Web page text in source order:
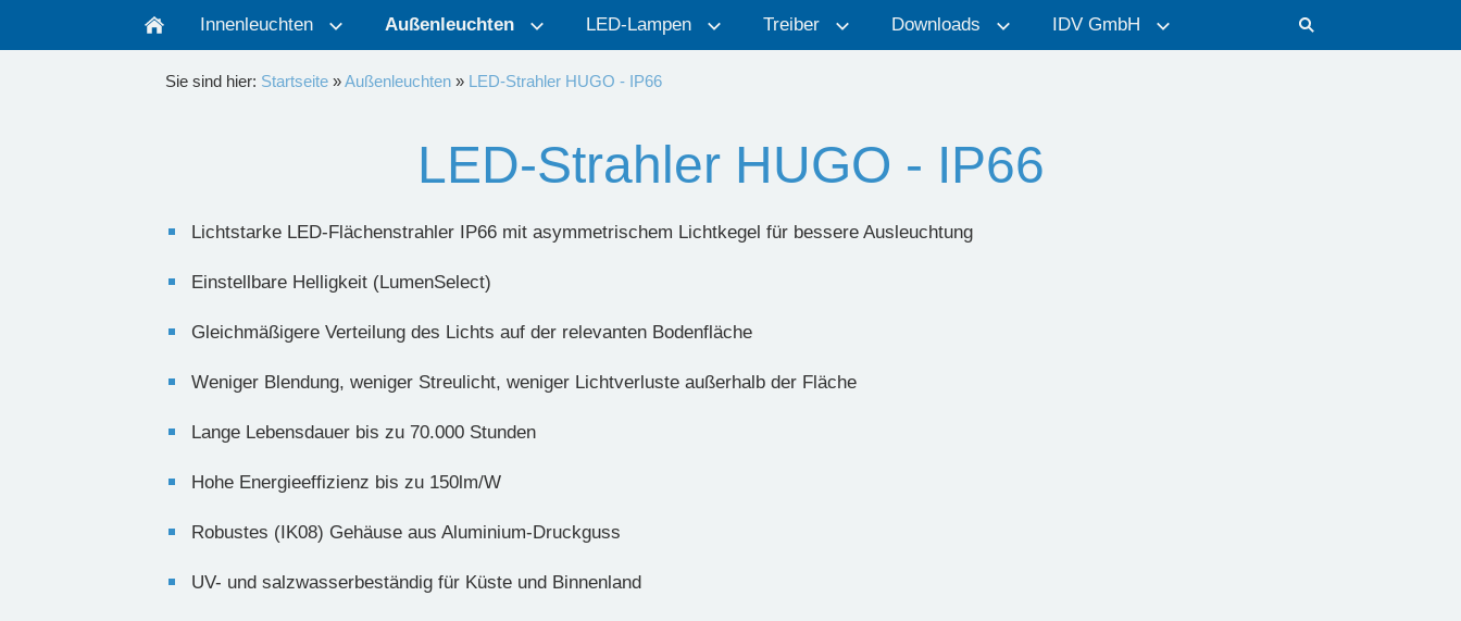
Innenleuchten Außenleuchten LED-Lampen Treiber Downloads IDV GmbH
Sie sind hier: Startseite »Außenleuchten » LED-Strahler HUGO - IP66
LED-Strahler HUGO - IP66
Lichtstarke LED-Flächenstrahler IP66 mit asymmetrischem Lichtkegel für bessere Ausleuchtung
Einstellbare Helligkeit (LumenSelect)
Gleichmäßigere Verteilung des Lichts auf der relevanten Bodenfläche
Weniger Blendung, weniger Streulicht, weniger Lichtverluste außerhalb der Fläche
Lange Lebensdauer bis zu 70.000 Stunden
Hohe Energieeffizienz bis zu 150lm/W
Robustes (IK08) Gehäuse aus Aluminium-Druckguss
UV- und salzwasserbeständig für Küste und Binnenland